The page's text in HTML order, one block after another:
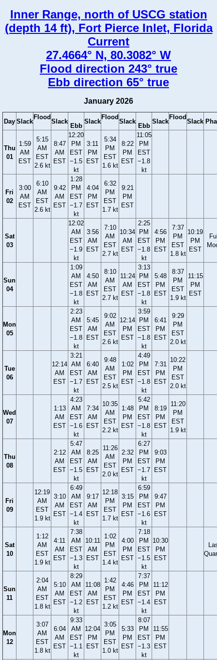
Inner Range, north of USCG station
(depth 14 ft), Fort Pierce Inlet, Florida
Current
27.4664° N, 80.3082° W
Flood direction 243° true
Ebb direction 65° true
January 2026
Day Slack
Flood
Slack
Ebb
Slack
Flood
Slack
Ebb
Slack
Flood
Slack
Thu
01
1:59
AM
EST
5:15
AM
EST
2.6 kt
8:47
AM
EST
12:20
PM
EST
−1.5
kt
3:11
PM
EST
5:34
PM
EST
1.6 kt
8:22
PM
EST
11:05
PM
EST
−1.8
kt
Fri
02
3:00
AM
EST
6:10
AM
EST
2.6 kt
9:42
AM
EST
1:28
PM
EST
−1.7
kt
4:04
PM
EST
6:32
PM
EST
1.7 kt
9:21
PM
EST
Sat
03
12:02
AM
EST
−1.9
kt
3:56
AM
EST
7:10
AM
EST
2.7 kt
10:34
AM
EST
2:25
PM
EST
−1.8
kt
4:56
PM
EST
7:37
PM
EST
1.8 kt
10:19
PM
EST
Sun
04
1:09
AM
EST
−1.8
kt
4:50
AM
EST
8:10
AM
EST
2.7 kt
11:24
AM
EST
3:13
PM
EST
−1.8
kt
5:48
PM
EST
8:37
PM
EST
1.9 kt
11:15
PM
EST
Mon
05
2:23
AM
EST
−1.8
kt
5:45
AM
EST
9:02
AM
EST
2.6 kt
12:14
PM
EST
3:59
PM
EST
−1.8
kt
6:41
PM
EST
9:29
PM
EST
2.0 kt
Tue
06
12:14
AM
EST
3:21
AM
EST
−1.7
kt
6:40
AM
EST
9:48
AM
EST
2.5 kt
1:02
PM
EST
4:49
PM
EST
−1.8
kt
7:31
PM
EST
10:22
PM
EST
2.0 kt
Wed
07
1:13
AM
EST
4:23
AM
EST
−1.6
kt
7:34
AM
EST
10:35
AM
EST
2.2 kt
1:48
PM
EST
5:42
PM
EST
−1.8
kt
8:19
PM
EST
11:20
PM
EST
1.9 kt
Thu
08
2:12
AM
EST
5:47
AM
EST
−1.5
kt
8:25
AM
EST
11:26
AM
EST
2.0 kt
2:32
PM
EST
6:27
PM
EST
−1.7
kt
9:03
PM
EST
Fri
09
12:19
AM
EST
1.9 kt
3:10
AM
EST
6:49
AM
EST
−1.4
kt
9:17
AM
EST
12:18
PM
EST
1.7 kt
3:15
PM
EST
6:59
PM
EST
−1.6
kt
9:47
PM
EST
Sat
10
1:12
AM
EST
1.9 kt
4:11
AM
EST
7:38
AM
EST
−1.3
kt
10:11
AM
EST
1:02
PM
EST
1.4 kt
4:00
PM
EST
7:18
PM
EST
−1.5
kt
10:30
PM
EST
Sun
11
2:04
AM
EST
1.8 kt
5:10
AM
EST
8:29
AM
EST
−1.2
kt
11:08
AM
EST
1:42
PM
EST
1.2 kt
4:46
PM
EST
7:37
PM
EST
−1.4
kt
11:12
PM
EST
Mon
12
3:07
AM
EST
1.8 kt
6:04
AM
EST
9:33
AM
EST
−1.1
kt
12:04
PM
EST
3:05
PM
EST
1.0 kt
5:33
PM
EST
8:07
PM
EST
−1.3
kt
11:55
PM
EST